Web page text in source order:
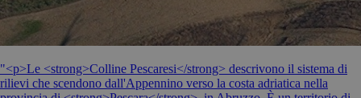
"<p>Le <strong>Colline Pescaresi</strong> descrivono il sistema di
rilievi che scendono dall'Appennino verso la costa adriatica nella